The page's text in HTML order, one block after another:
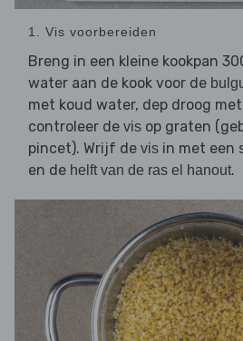
1. Vis voorbereiden
Breng in een kleine kookpan
water aan de kook voor de
met koud water, dep droog
controleer de vis op graten
pincet). Wrijf de vis in met een
en de helft van de ras el hanout.